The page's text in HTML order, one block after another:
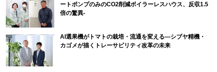
ートポンプのみのCO2削減ボイラーレスハウス、反収1.5
倍の驚異-
AI選果機がトマトの栽培・流通を変える―シブヤ精機・
カゴメが描くトレーサビリティ改革の未来